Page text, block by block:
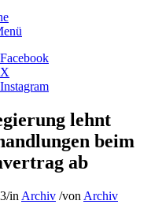
lehnt
beim
ab
/in Archiv /von Archiv